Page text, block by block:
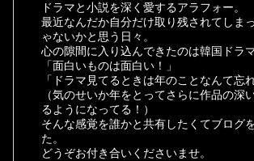
ドラマと小説を深く愛するアラフォー。
最近なんだか自分だけ取り残されてしま
ゃないかと思う日々。
心の隙間に入り込んできたのは韓国ドラ
「面白いものは面白い！」
「ドラマ見てるときは年のことなんて忘
（気のせいか年をとってさらに作品の深
るようになってる！）
そんな感覚を誰かと共有したくてブログ
た。
どうぞお付き合いくださいませ。